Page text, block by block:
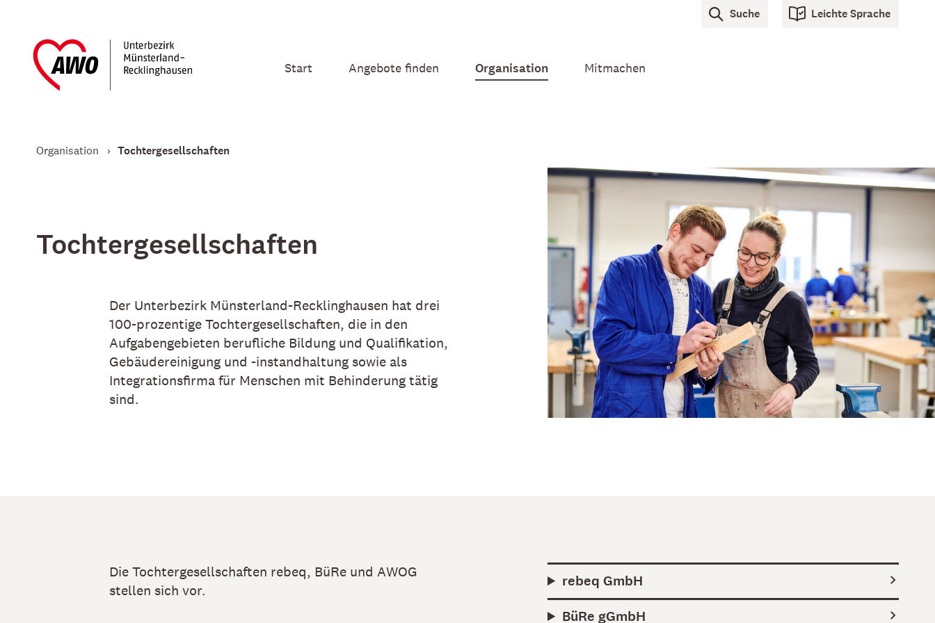
Start Angebote finden Organisation Mitmachen
Suche Leichte Sprache
Organisation Tochtergesellschaften
Tochtergesellschaften
Der Unterbezirk Münsterland-Recklinghausen hat drei
100-prozentige Tochtergesellschaften, die in den
Aufgabengebieten berufliche Bildung und Qualifikation,
Gebäudereinigung und -instandhaltung sowie als
Integrationsfirma für Menschen mit Behinderung tätig
sind.
Die Tochtergesellschaften rebeq, BüRe und AWOG
stellen sich vor.
rebeq GmbH
BüRe gGmbH